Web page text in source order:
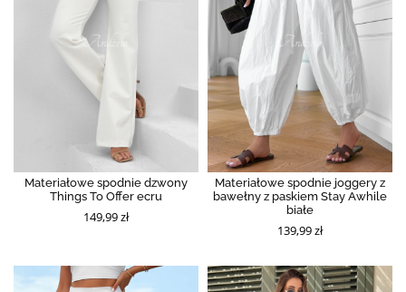
Materiałowe spodnie dzwony
Things To Offer ecru
149,99 zł
Materiałowe spodnie joggery z
bawełny z paskiem Stay Awhile
białe
139,99 zł